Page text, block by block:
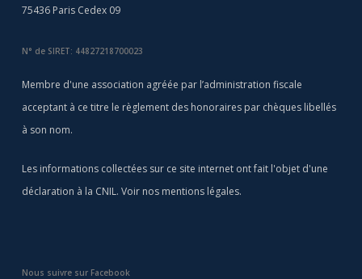
75436 Paris Cedex 09
N° de SIRET: 44827218700023
Membre d'une association agréée par l’administration fiscale
acceptant à ce titre le règlement des honoraires par chèques libellés
à son nom.
Les informations collectées sur ce site internet ont fait l'objet d'une
déclaration à la CNIL. Voir nos mentions légales.
Nous suivre sur Facebook